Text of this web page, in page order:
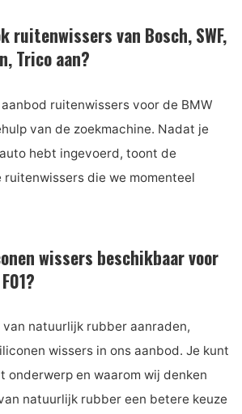
ruitenwissers van Bosch, SWF,
Trico aan?
ruitenwissers voor de BMW
van de zoekmachine. Nadat je
hebt ingevoerd, toont de
ruitenwissers die we momenteel
wissers beschikbaar voor
natuurlijk rubber aanraden,
wissers in ons aanbod. Je kunt
onderwerp en waarom wij denken
natuurlijk rubber een betere keuze